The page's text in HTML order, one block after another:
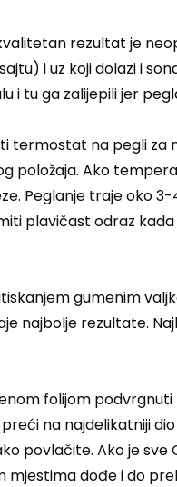
rezultat je
i uz koji dolazi i
tu ga zalijepili jer
termostat na pegli za
položaja. Ako
Peglanje traje oko
plavičast odraz
gumenim
najbolje rezultate.
folijom
na najdelikatniji dio
povlačite. Ako je sve
dođe i do